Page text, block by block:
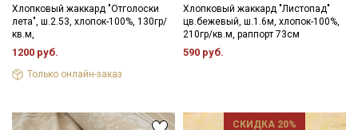
Хлопковый жаккард "Отголоски
лета", ш.2.53, хлопок-100%, 130гр/
кв.м,
1200 руб.
Только онлайн-заказ
Хлопковый жаккард "Листопад"
цв.бежевый, ш.1.6м, хлопок-100%,
210гр/кв.м, раппорт 73см
590 руб.
СКИДКА 20%